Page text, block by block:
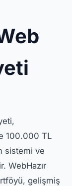
100.000 TL
sistemi ve
WebHazır
gelişmiş